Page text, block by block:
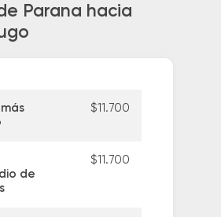
Parana hacia
$11.700
de
$11.700